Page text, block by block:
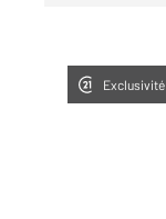
Exclusivité